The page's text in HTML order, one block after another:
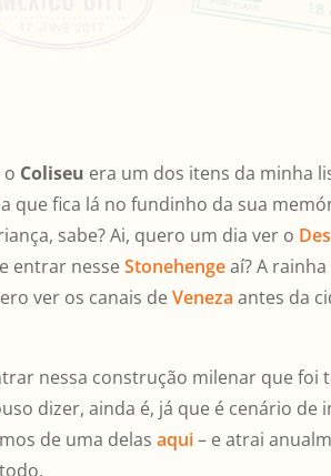
o Coliseu era um dos itens da minha
que fica lá no fundinho da sua
sabe? Ai, quero um dia ver o
entrar nesseStonehengeaí? A rainha
ver os canais deVeneza antes da
nessa construção milenar que foi
dizer, ainda é, já que é cenário de
de uma delasaqui– e atrai